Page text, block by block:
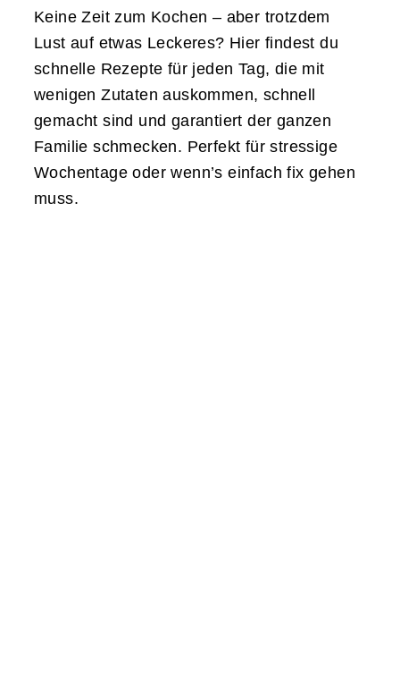
Keine Zeit zum Kochen – aber trotzdem
Lust auf etwas Leckeres? Hier findest du
schnelle Rezepte für jeden Tag, die mit
wenigen Zutaten auskommen, schnell
gemacht sind und garantiert der ganzen
Familie schmecken. Perfekt für stressige
Wochentage oder wenn’s einfach fix gehen
muss.